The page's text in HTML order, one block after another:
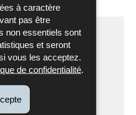
à caractère
pas être
non essentiels sont
et seront
vous les acceptez.
de confidentialité
plus